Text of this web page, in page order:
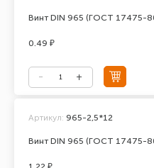
Винт DIN 965 (ГОСТ 17475-
0.49 ₽
Винт DIN 965 (ГОСТ 17475-
Артикул: 965-2,5*12